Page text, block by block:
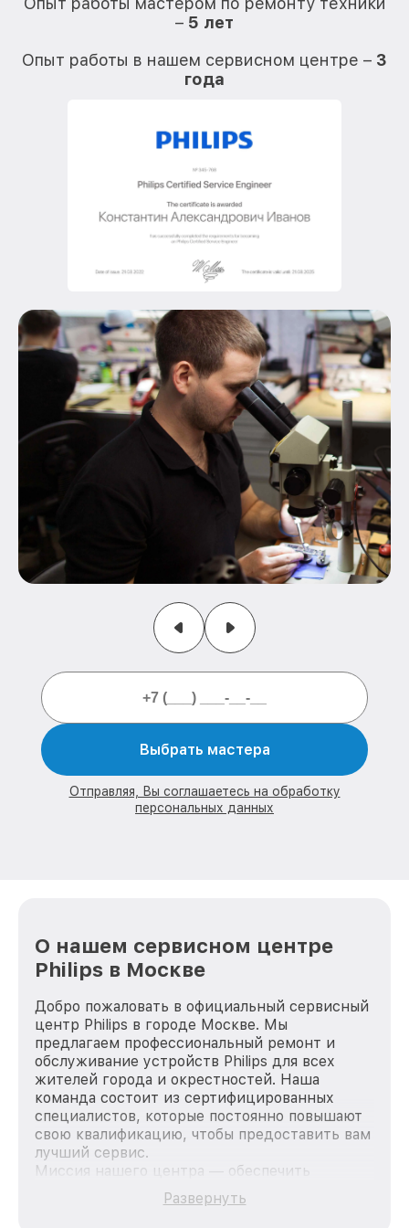
– 5 лет
Опыт работы в нашем сервисном центре – 3
года
Выбрать мастера
Отправляя, Вы соглашаетесь на обработку
персональных данных
О нашем сервисном центре
Philips в Москве
Добро пожаловать в официальный сервисный
центр Philips в городе Москве. Мы
предлагаем профессиональный ремонт и
обслуживание устройств Philips для всех
жителей города и окрестностей. Наша
команда состоит из сертифицированных
специалистов, которые постоянно повышают
свою квалификацию, чтобы предоставить вам
лучший сервис.
Миссия нашего центра — обеспечить
качественный и доступный ремонт для
каждого пользователя продукции Philips, вне
Развернуть